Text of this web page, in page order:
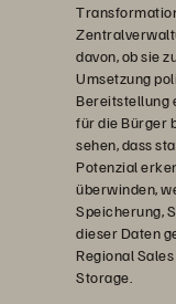
davon, ob sie
Umsetzung
Bereitstellung
für die Bürger
sehen, dass
Potenzial
überwinden,
Speicherung,
dieser Daten
Regional
Storage.